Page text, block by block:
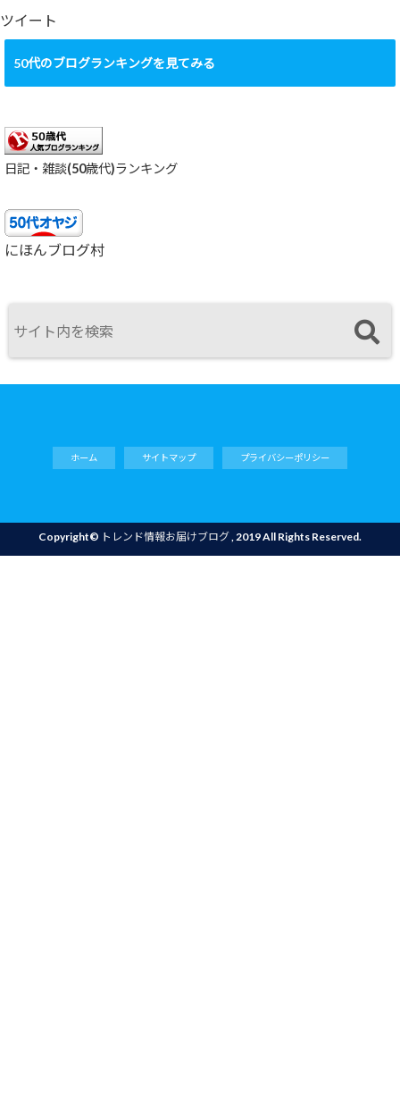
ブ
ツイート
50代のブログランキングを見てみる
日記・雑談(50歳代)ランキング
にほんブログ村
ホーム サイトマップ プライバシーポリシー
Copyright© トレンド情報お届けブログ, 2019 All Rights Reserved.